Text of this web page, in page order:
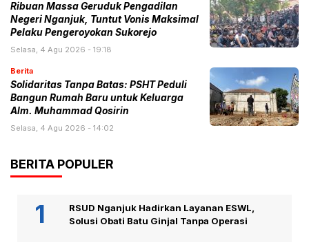
Ribuan Massa Geruduk Pengadilan
Negeri Nganjuk, Tuntut Vonis Maksimal
Pelaku Pengeroyokan Sukorejo
Selasa, 4 Agu 2026 - 19:18
Berita
Solidaritas Tanpa Batas: PSHT Peduli
Bangun Rumah Baru untuk Keluarga
Alm. Muhammad Qosirin
Selasa, 4 Agu 2026 - 14:02
BERITA POPULER
RSUD Nganjuk Hadirkan Layanan ESWL,
Solusi Obati Batu Ginjal Tanpa Operasi